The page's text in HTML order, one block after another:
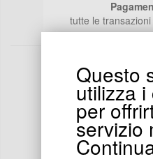
tutte le
24/48 ore in
Questo
utilizza i
per
servizio